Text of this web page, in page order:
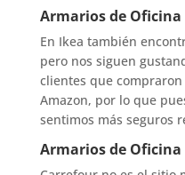
Armarios de Oficina
En Ikea también
pero nos siguen
clientes que
Amazon, por lo que
sentimos más seguros
Armarios de